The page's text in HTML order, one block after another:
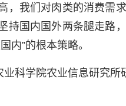
，我们对肉类的消费需
持国内国外两条腿走路
内”的根本策略。
业科学院农业信息研究所